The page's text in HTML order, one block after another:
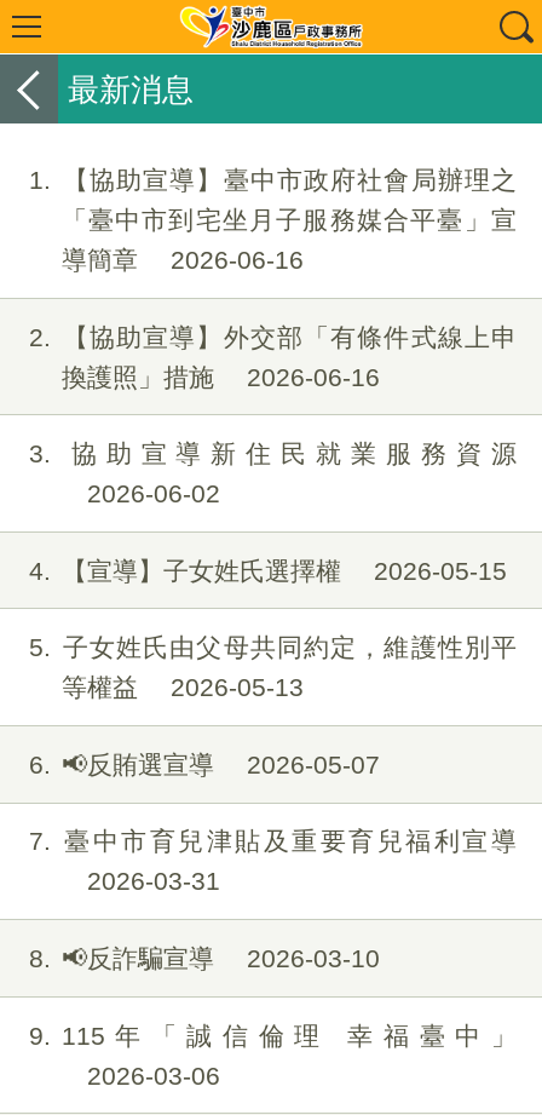
最新消息
1
【協助宣導】臺中市政府社會局辦理之
「臺中市到宅坐月子服務媒合平臺」宣
導簡章
2026-06-16
2
【協助宣導】外交部「有條件式線上申
換護照」措施
2026-06-16
3
協助宣導新住民就業服務資源
2026-06-02
4 【宣導】子女姓氏選擇權 2026-05-15
5
子女姓氏由父母共同約定，維護性別平
等權益
2026-05-13
6 📢反賄選宣導 2026-05-07
7
臺中市育兒津貼及重要育兒福利宣導
2026-03-31
8 📢反詐騙宣導 2026-03-10
9
115年「誠信倫理 幸福臺中」
2026-03-06